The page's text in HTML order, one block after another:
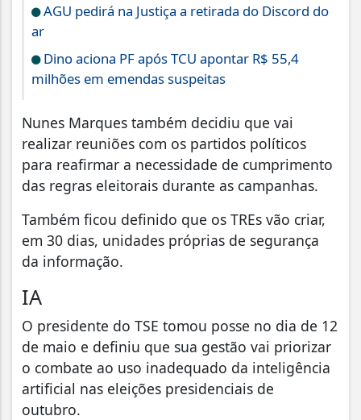
AGU pedirá na Justiça a retirada do Discord do
ar
Dino aciona PF após TCU apontar R$ 55,4
milhões em emendas suspeitas
Nunes Marques também decidiu que vai
realizar reuniões com os partidos políticos
para reafirmar a necessidade de cumprimento
das regras eleitorais durante as campanhas.
Também ficou definido que os TREs vão criar,
em 30 dias, unidades próprias de segurança
da informação.
IA
O presidente do TSE tomou posse no dia de 12
de maio e definiu que sua gestão vai priorizar
o combate ao uso inadequado da inteligência
artificial nas eleições presidenciais de
outubro.